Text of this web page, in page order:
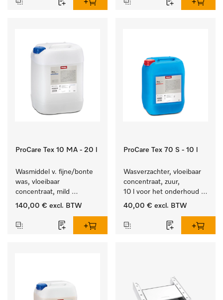
ProCare Tex 10 MA - 20 l
Wasmiddel v. fijne/bonte
was, vloeibaar
concentraat, mild
alkalisch, 20 l voor het
en gevoelig textiel.
140,00 € excl. BTW
ProCare Tex 70 S - 10 l
Wasverzachter, vloeibaar
concentraat, zuur,
10 l voor het onderhoud
van vezels zodat het
40,00 € excl. BTW